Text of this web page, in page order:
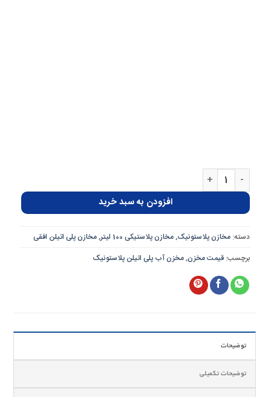
مخزن پلاستیکی 100 لیتری سه لایه افقی پلاستونیک عدد
افزودن به سبد خرید
دسته: مخازن پلاستونیک,مخازن پلاستیکی 100 لیتر ,مخازن پلی اتیلن افقی
برچسب: قیمت مخزن,مخزن آب پلی اتیلن پلاستونیک
توضیحات
توضیحات تکمیلی